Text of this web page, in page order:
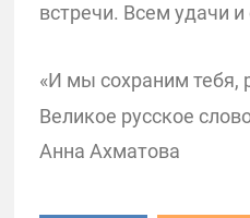
встречи. Всем удачи
«И мы сохраним тебя,
Великое русское
Анна Ахматова